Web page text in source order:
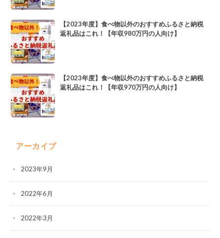
【2023年度】食べ物以外のおすすめふるさと納税
返礼品はこれ！【年収980万円の人向け】
【2023年度】食べ物以外のおすすめふるさと納税
返礼品はこれ！【年収970万円の人向け】
アーカイブ
2023年9月
2022年6月
2022年3月